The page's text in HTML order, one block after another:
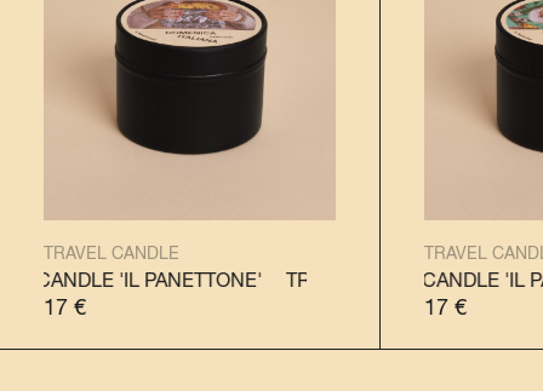
TRAVEL CANDLE
'IL PANETTONE' TRAVEL CANDLE 'IL PANETTONE'
17 €
TRAVEL
CANDLE 'IL PANDORO' TRAVEL CANDLE 'IL
17€